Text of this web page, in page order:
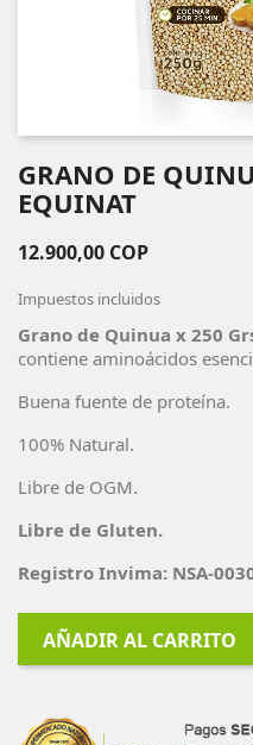
GRANO DE
EQUINAT
12.900,00 COP
Impuestos incluidos
Grano de Quinua x 250
contiene aminoácidos
Buena fuente de proteína.
100% Natural.
Libre de OGM.
Libre de Gluten.
Registro Invima: NSA-
AÑADIR AL CARRITO